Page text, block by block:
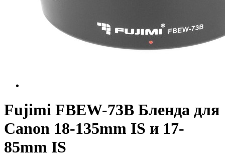
Fujimi FBEW-73B Бленда для
Canon 18-135mm IS и 17-
85mm IS